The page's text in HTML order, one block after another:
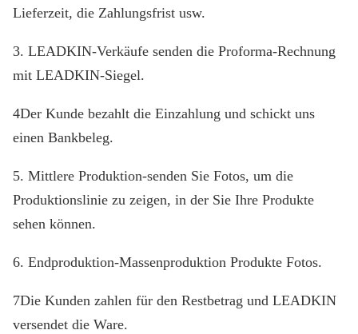
Lieferzeit, die Zahlungsfrist usw.
3. LEADKIN-Verkäufe senden die Proforma-Rechnung
mit LEADKIN-Siegel.
4Der Kunde bezahlt die Einzahlung und schickt uns
einen Bankbeleg.
5. Mittlere Produktion-senden Sie Fotos, um die
Produktionslinie zu zeigen, in der Sie Ihre Produkte
sehen können.
6. Endproduktion-Massenproduktion Produkte Fotos.
7Die Kunden zahlen für den Restbetrag und LEADKIN
versendet die Ware.